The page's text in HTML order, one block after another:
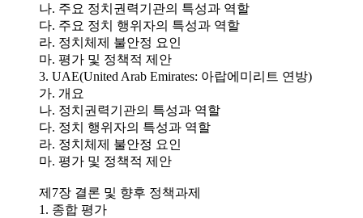
나. 주요 정치권력기관의 특성과 역할
다. 주요 정치 행위자의 특성과 역할
라. 정치체제 불안정 요인
마. 평가 및 정책적 제안
3. UAE(United Arab Emirates: 아랍에미리트 연방)
가. 개요
나. 정치권력기관의 특성과 역할
다. 정치 행위자의 특성과 역할
라. 정치체제 불안정 요인
마. 평가 및 정책적 제안
제7장 결론 및 향후 정책과제
1. 종합 평가